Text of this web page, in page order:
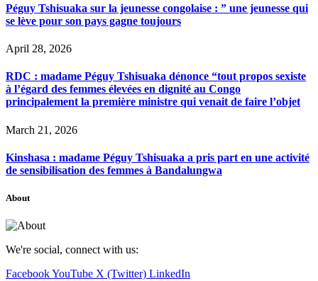
Péguy Tshisuaka sur la jeunesse congolaise : ” une jeunesse qui
se lève pour son pays gagne toujours
April 28, 2026
RDC : madame Péguy Tshisuaka dénonce “tout propos sexiste
à l’égard des femmes élevées en dignité au Congo
principalement la première ministre qui venait de faire l’objet
March 21, 2026
Kinshasa : madame Péguy Tshisuaka a pris part en une activité
de sensibilisation des femmes à Bandalungwa
About
We're social, connect with us:
FacebookYouTube X (Twitter) LinkedIn